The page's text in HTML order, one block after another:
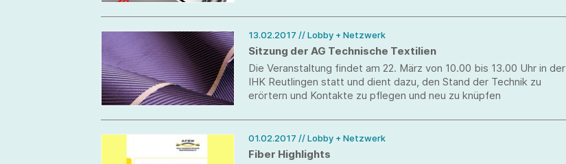
13.02.2017 // Lobby + Netzwerk
Sitzung der AG Technische Textilien
Die Veranstaltung findet am 22. März von 10.00 bis 13.00 Uhr in der
IHK Reutlingen statt und dient dazu, den Stand der Technik zu
erörtern und Kontakte zu pflegen und neu zu knüpfen
01.02.2017 // Lobby + Netzwerk
Fiber Highlights